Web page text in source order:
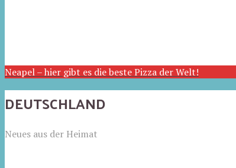
Neapel – hier gibt es die beste Pizza der Welt!
DEUTSCHLAND
Neues aus der Heimat